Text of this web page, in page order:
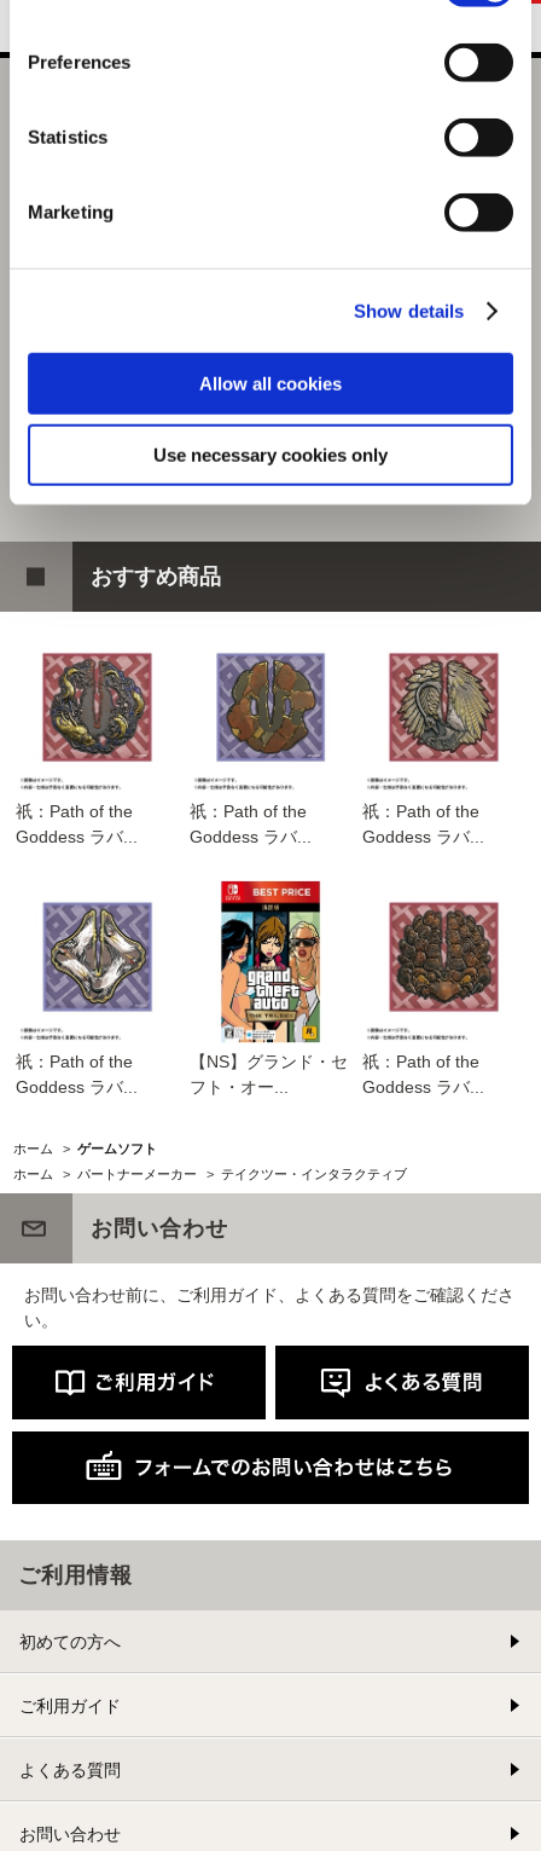
Preferences
Statistics
Marketing
Show details
Allow all cookies
Use necessary cookies only
(税込)
274ポイント付与
おすすめ商品
祇：Path of the
Goddess ラバ...
祇：Path of the
Goddess ラバ...
祇：Path of the
Goddess ラバ...
祇：Path of the
Goddess ラバ...
【NS】グランド・セ
フト・オー...
祇：Path of the
Goddess ラバ...
ホーム > ゲームソフト
ホーム
> パートナーメーカー > テイクツー・インタラクティブ
お問い合わせ
お問い合わせ前に、ご利用ガイド、よくある質問をご確認くださ
い。
ご利用情報
初めての方へ
ご利用ガイド
よくある質問
お問い合わせ